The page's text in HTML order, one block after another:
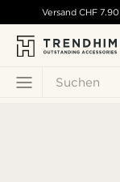
Suchen
Versand CHF 7.90